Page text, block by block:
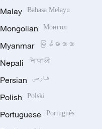
Malay Bahasa Melayu
Mongolian Монгол
Myanmar မြန်မာဘာသာ
Nepali नेपाली
Persian فارسی
Polish Polski
Portuguese Português